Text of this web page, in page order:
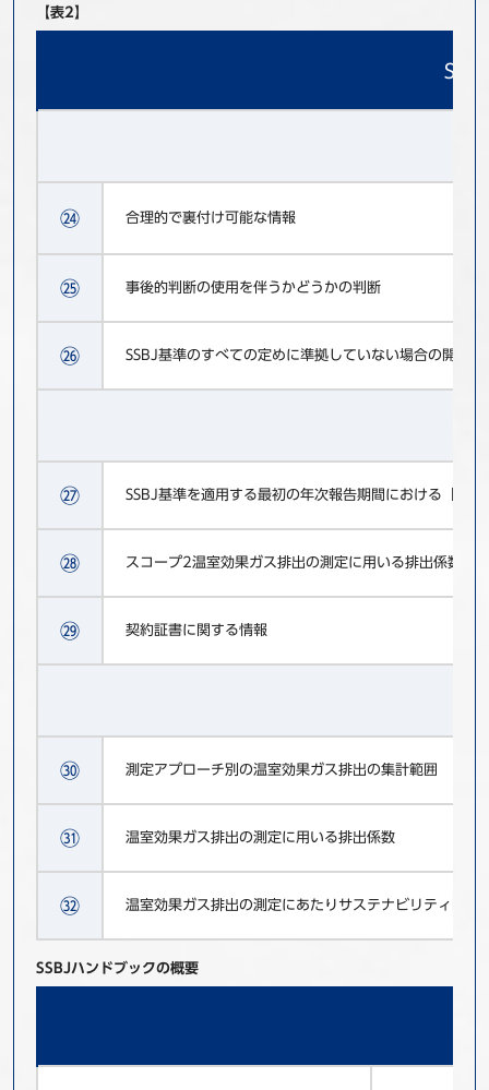
【表2】
㉔ 合理的で裏付け可能な情報
㉕ 事後的判断の使用を伴うかどうかの判断
㉖ SSBJ基準のすべての定めに準拠していない場合の開示
㉗ SSBJ基準を適用する最初の年次報告期間における「過
㉘ スコープ2温室効果ガス排出の測定に用いる排出係数
㉙ 契約証書に関する情報
㉚ 測定アプローチ別の温室効果ガス排出の集計範囲
㉛ 温室効果ガス排出の測定に用いる排出係数
㉜ 温室効果ガス排出の測定にあたりサステナビリティ関
SSBJハンドブックの概要